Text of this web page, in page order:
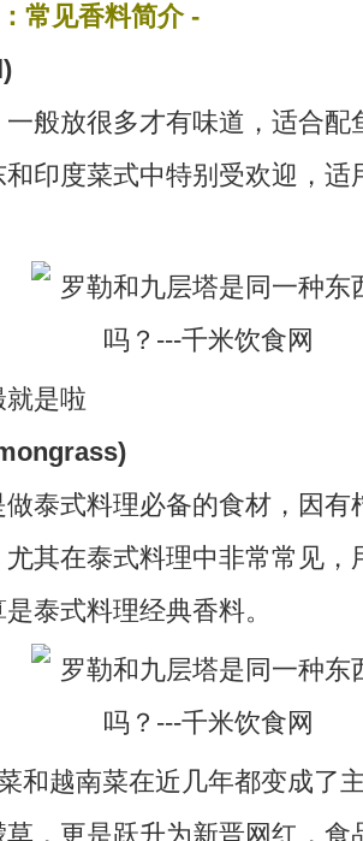
常见香料简介 -
放很多才有味道，适合配
印度菜式中特别受欢迎，适
是啦
式料理必备的食材，因有
其在泰式料理中非常常见，
泰式料理经典香料。
越南菜在近几年都变成了
，更是跃升为新晋网红，食